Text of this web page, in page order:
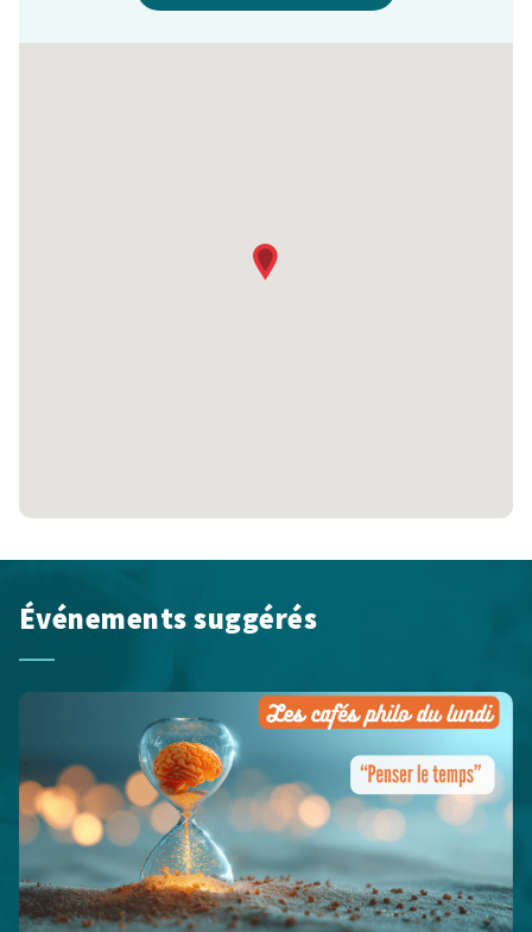
Événements suggérés